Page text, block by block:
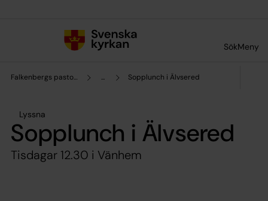
SökMeny
Falkenbergs pastorat ... Sopplunch i Älvsered
Lyssna
Sopplunch i Älvsered
Tisdagar 12.30 i Vänhem